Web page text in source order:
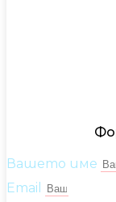
Вашето име
Email